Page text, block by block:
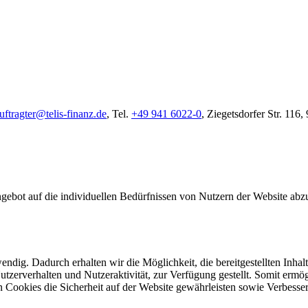
finanz.de, Tel. +49 941 6022-0, Ziegetsdorfer Str. 116,
auf die individuellen Bedürfnissen von Nutzern der Website
Dadurch erhalten wir die Möglichkeit, die bereitgestellten
und Nutzeraktivität, zur Verfügung gestellt. Somit
die Sicherheit auf der Website gewährleisten sowie